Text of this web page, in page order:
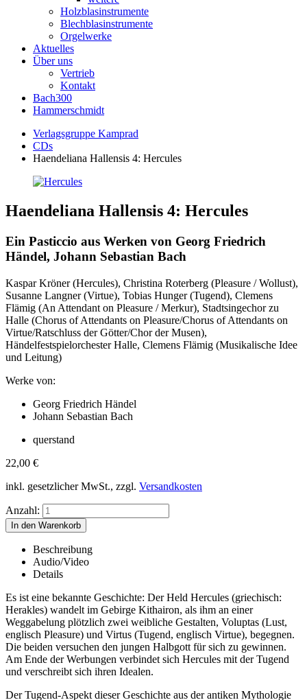
Holzblasinstrumente
Blechblasinstrumente
Orgelwerke
Aktuelles
Über uns
Vertrieb
Kontakt
Bach300
Hammerschmidt
Verlagsgruppe Kamprad
CDs
Haendeliana Hallensis 4: Hercules
Haendeliana Hallensis 4: Hercules
Ein Pasticcio aus Werken von Georg Friedrich
Händel, Johann Sebastian Bach
Kaspar Kröner (Hercules), Christina Roterberg (Pleasure / Wollust),
Susanne Langner (Virtue), Tobias Hunger (Tugend), Clemens
Flämig (An Attendant on Pleasure / Merkur), Stadtsingechor zu
Halle (Chorus of Attendants on Pleasure/Chorus of Attendants on
Virtue/Ratschluss der Götter/Chor der Musen),
Händelfestspielorchester Halle, Clemens Flämig (Musikalische Idee
und Leitung)
Werke von:
Georg Friedrich Händel
Johann Sebastian Bach
querstand
22,00 €
inkl. gesetzlicher MwSt., zzgl. Versandkosten
Anzahl:
Beschreibung
Audio/Video
Details
Es ist eine bekannte Geschichte: Der Held Hercules (griechisch:
Herakles) wandelt im Gebirge Kithairon, als ihm an einer
Weggabelung plötzlich zwei weibliche Gestalten, Voluptas (Lust,
englisch Pleasure) und Virtus (Tugend, englisch Virtue), begegnen.
Die beiden versuchen den jungen Halbgott für sich zu gewinnen.
Am Ende der Werbungen verbindet sich Hercules mit der Tugend
und verschreibt sich ihren Idealen.
Der Tugend-Aspekt dieser Geschichte aus der antiken Mythologie